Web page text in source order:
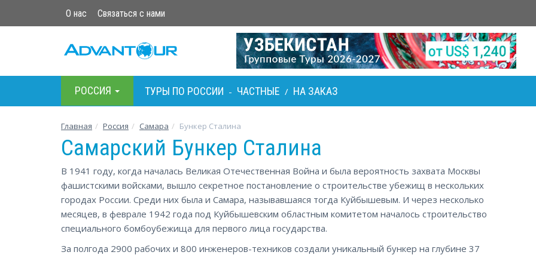
О нас Связаться с нами
РОСCИЯ ТУРЫ ПО РОСCИИ - ЧАСТНЫЕ / НА ЗАКАЗ
Главная Росcия Самара Бункер Сталина
Самарский Бункер Сталина
В 1941 году, когда началась Великая Отечественная Война и была вероятность захвата Москвы
фашистскими войсками, вышло секретное постановление о строительстве убежищ в нескольких
городах России. Среди них была и Самара, называвшаяся тогда Куйбышевым. И через несколько
месяцев, в феврале 1942 года под Куйбышевским областным комитетом началось строительство
специального бомбоубежища для первого лица государства.
За полгода 2900 рабочих и 800 инженеров-техников создали уникальный бункер на глубине 37